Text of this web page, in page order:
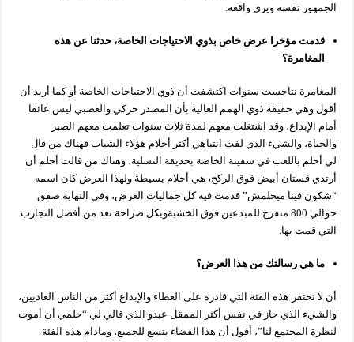
الجمهور نفسه ويرى واقعه.
قدمت مؤخرا عرض خاص بذوي الاحتياجات الخاصة، حدثنا عن هذه
المغامرة؟
المغامرة نتاجست سنوات اكتشفت أن ذوي الاحتياجات الخاصة أو كما أريد أن
أقول وهي حقيقة ذوي الهمم العالية بأن المصدر حركي والعصبي ليس عائقا
أمام الإبداع، وقد اشتغلت معهم لمدة ثلاث سنوات تعلمت معهم الصبر
والحياة، والشيء الذي لفت انتباهي أكثر أحلام هؤلاء الشباب فهناك من قال
لي أحلم باللعب في سفينة الخاصة بحديقة التسلية، وهناك من قالت أحلم أن
أرتدي فستان أبيض فوق الركح، هي أحلام بسيطة ولهذا العرض كان اسمه
“شكون فينا ميحلمش” قدمت فيه كل جماليات العرض، وفي النهاية صفق
حوالي 800 متفرج للمبدعين فوق الخشبةوبكل صراحة تعد من أفضل التجارب
التي قمت بها.
ما هي رسالتك من هذا العرض؟
أن لا نحتقر هذه الفئة التي قادرة على العطاء والإبداع أكثر من الناس العاديين،
والشيء الذي حاز في نفس أكثر الممقل عبدو الذي قالي لي “حلمي أن أموت
لنظرة المجتمع لنا”، أقول أن هذا الفضاء يتسع للجميع، ومادام هذه الفئة